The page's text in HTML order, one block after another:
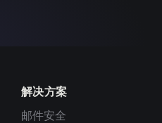
解决方案
邮件安全